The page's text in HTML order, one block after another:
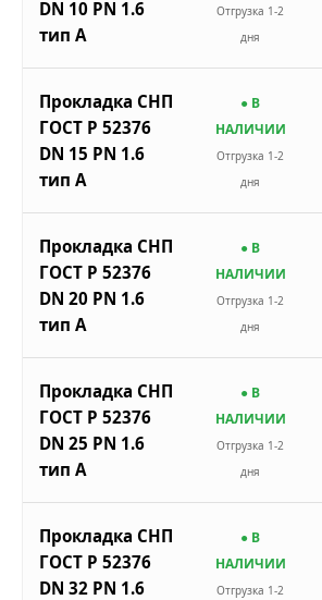
DN 10 PN 1.6
тип A
Отгрузка 1-2
дня
Прокладка СНП
ГОСТ Р 52376
DN 15 PN 1.6
тип A
● В
НАЛИЧИИ
Отгрузка 1-2
дня
Прокладка СНП
ГОСТ Р 52376
DN 20 PN 1.6
тип A
● В
НАЛИЧИИ
Отгрузка 1-2
дня
Прокладка СНП
ГОСТ Р 52376
DN 25 PN 1.6
тип A
● В
НАЛИЧИИ
Отгрузка 1-2
дня
Прокладка СНП
ГОСТ Р 52376
DN 32 PN 1.6
● В
НАЛИЧИИ
Отгрузка 1-2